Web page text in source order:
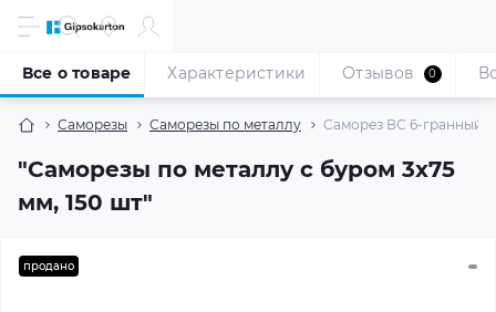
Саморезы Саморезы по металлу Саморез ВС 6-гранный
"Саморезы по металлу с буром 3x75
мм, 150 шт"
Все о товаре Характеристики Отзывов 0
продано